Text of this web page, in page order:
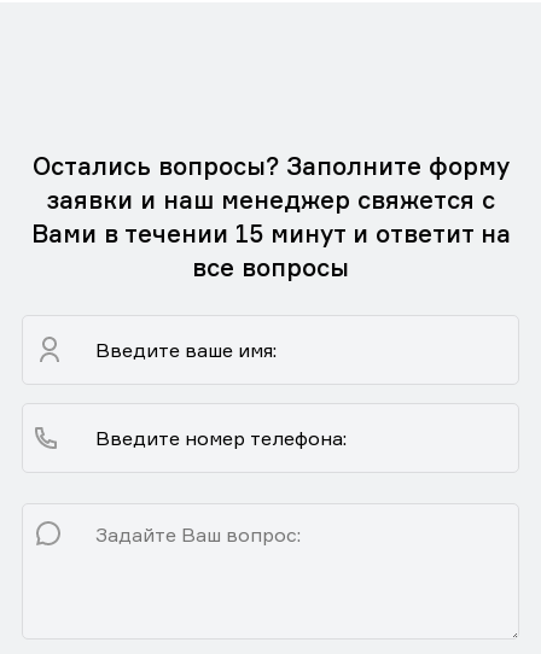
Остались вопросы? Заполните форму
заявки и наш менеджер свяжется с
Вами в течении 15 минут и ответит на
все вопросы